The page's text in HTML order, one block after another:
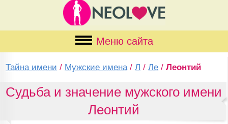
Меню сайта
Тайна имени / Мужские имена /Л /Ле /Леонтий
Судьба и значение мужского имени
Леонтий